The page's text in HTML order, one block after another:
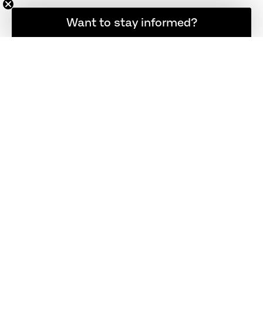
Möchten Sie informiert bleiben?
Want to stay informed?